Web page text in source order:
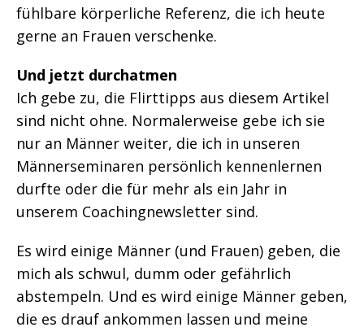
fühlbare körperliche Referenz, die ich heute
gerne an Frauen verschenke.
Und jetzt durchatmen
Ich gebe zu, die Flirttipps aus diesem Artikel
sind nicht ohne. Normalerweise gebe ich sie
nur an Männer weiter, die ich in unseren
Männerseminaren persönlich kennenlernen
durfte oder die für mehr als ein Jahr in
unserem Coachingnewsletter sind.
Es wird einige Männer (und Frauen) geben, die
mich als schwul, dumm oder gefährlich
abstempeln. Und es wird einige Männer geben,
die es drauf ankommen lassen und meine